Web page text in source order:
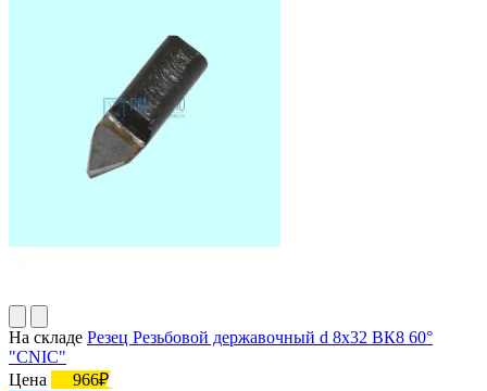
На складе Резец Резьбовой державочный d 8х32 ВК8 60°
"CNIC"
Цена
966₽